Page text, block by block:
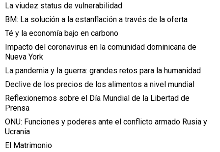
La viudez status de vulnerabilidad
BM: La solución a la estanflación a través de la oferta
Té y la economía bajo en carbono
Impacto del coronavirus en la comunidad dominicana de
Nueva York
La pandemia y la guerra: grandes retos para la humanidad
Declive de los precios de los alimentos a nivel mundial
Reflexionemos sobre el Día Mundial de la Libertad de
Prensa
ONU: Funciones y poderes ante el conflicto armado Rusia y
Ucrania
El Matrimonio